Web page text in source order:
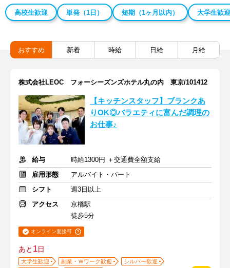
高校生歓迎 単発（1日） 短期（1ヶ月以内） 大学生歓迎
おすすめ 新着 時給 日給 月給
株式会社LEOC フォーシーズンズホテル丸の内 東京/101412
【キッチンスタッフ】ブランクあ
りOK◎バラエティに富んだ調理の
お仕事♪
給与
時給1300円 ＋交通費全額支給
雇用形態
アルバイト・パート
シフト
週3日以上
アクセス
京橋駅
徒歩5分
オンライン面接可
あと 1日
大学生歓迎 副業・Ｗワーク歓迎
シルバー歓迎